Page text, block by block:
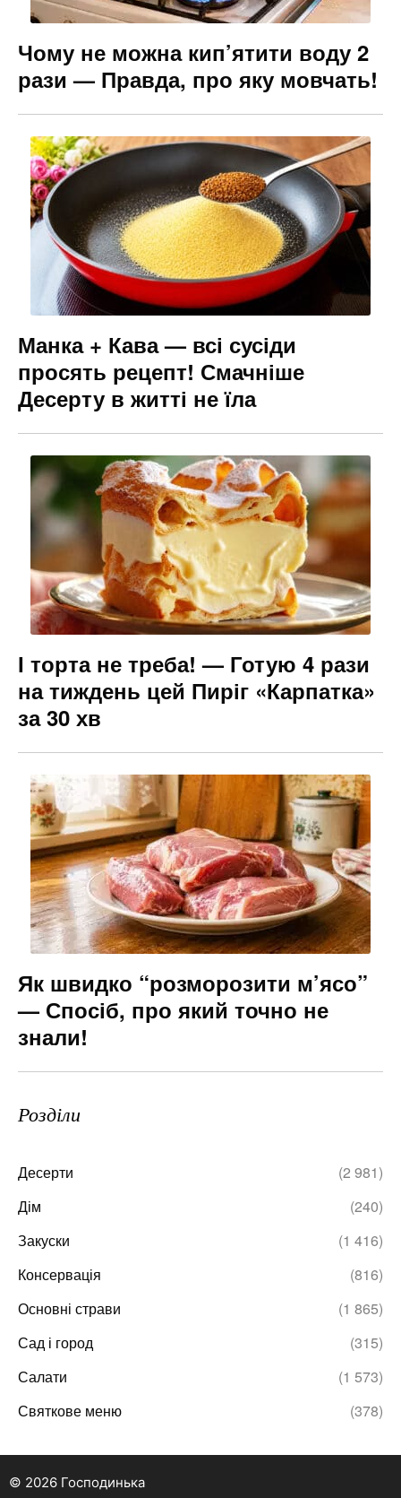
Чому не можна кип’ятити воду 2
рази — Правда, про яку мовчать!
Манка + Кава — всі сусіди
просять рецепт! Смачніше
Десерту в житті не їла
І торта не треба! — Готую 4 рази
на тиждень цей Пиріг «Карпатка»
за 30 хв
Як швидко “розморозити м’ясо”
— Спосіб, про який точно не
знали!
Розділи
Десерти
(2 981)
Дім
(240)
Закуски
(1 416)
Консервація
(816)
Основні страви
(1 865)
Сад і город
(315)
Салати
(1 573)
Святкове меню
(378)
© 2026 Господинька